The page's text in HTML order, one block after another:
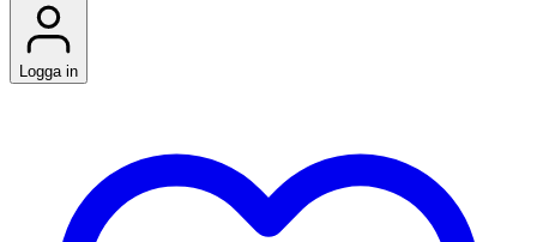
Logga in